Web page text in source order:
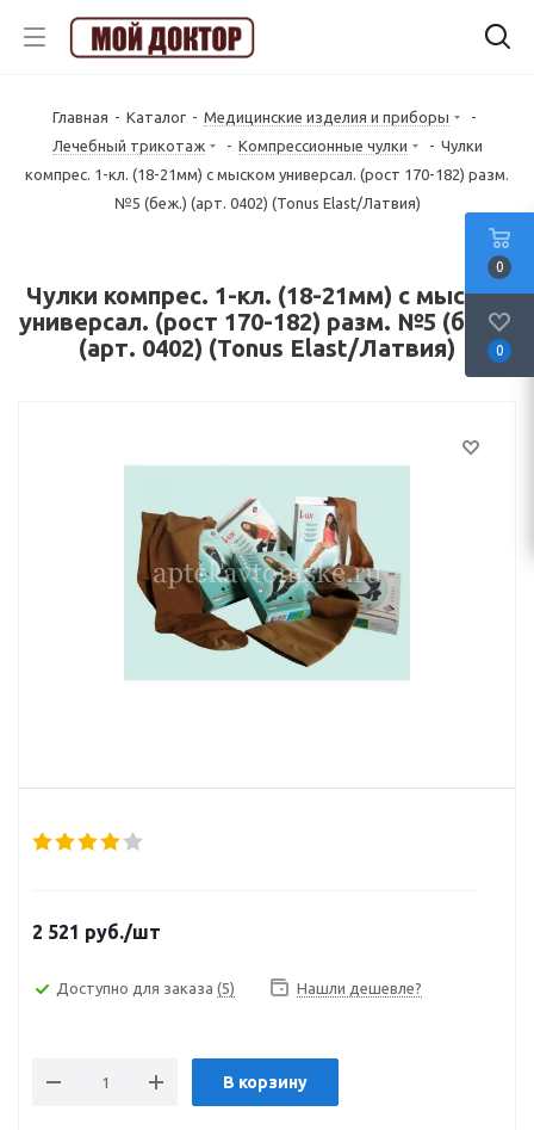
Главная - Каталог - Медицинские изделия и приборы
-
Лечебный трикотаж
- Компрессионные чулки - Чулки
компрес. 1-кл. (18-21мм) с мыском универсал. (рост 170-182) разм.
№5 (беж.) (арт. 0402) (Tonus Elast/Латвия)
Чулки компрес. 1-кл. (18-21мм) с мыском
универсал. (рост 170-182) разм. №5 (беж.)
(арт. 0402) (Tonus Elast/Латвия)
2 521 руб./шт
Доступно для заказа (5) Нашли дешевле?
В корзину
0
0